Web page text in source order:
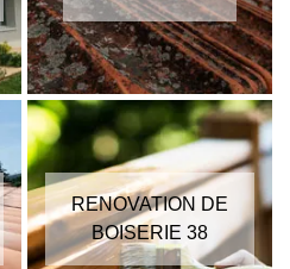
RENOVATION DE
BOISERIE 38